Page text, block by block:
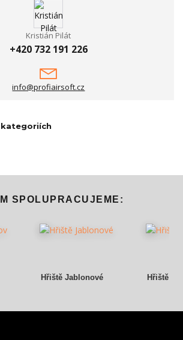
Kristián Pilát
+420 732 191 226
info@profiairsoft.cz
kategoriích
SPOLUPRACUJEME:
Hřiště Jablonové Hřiště